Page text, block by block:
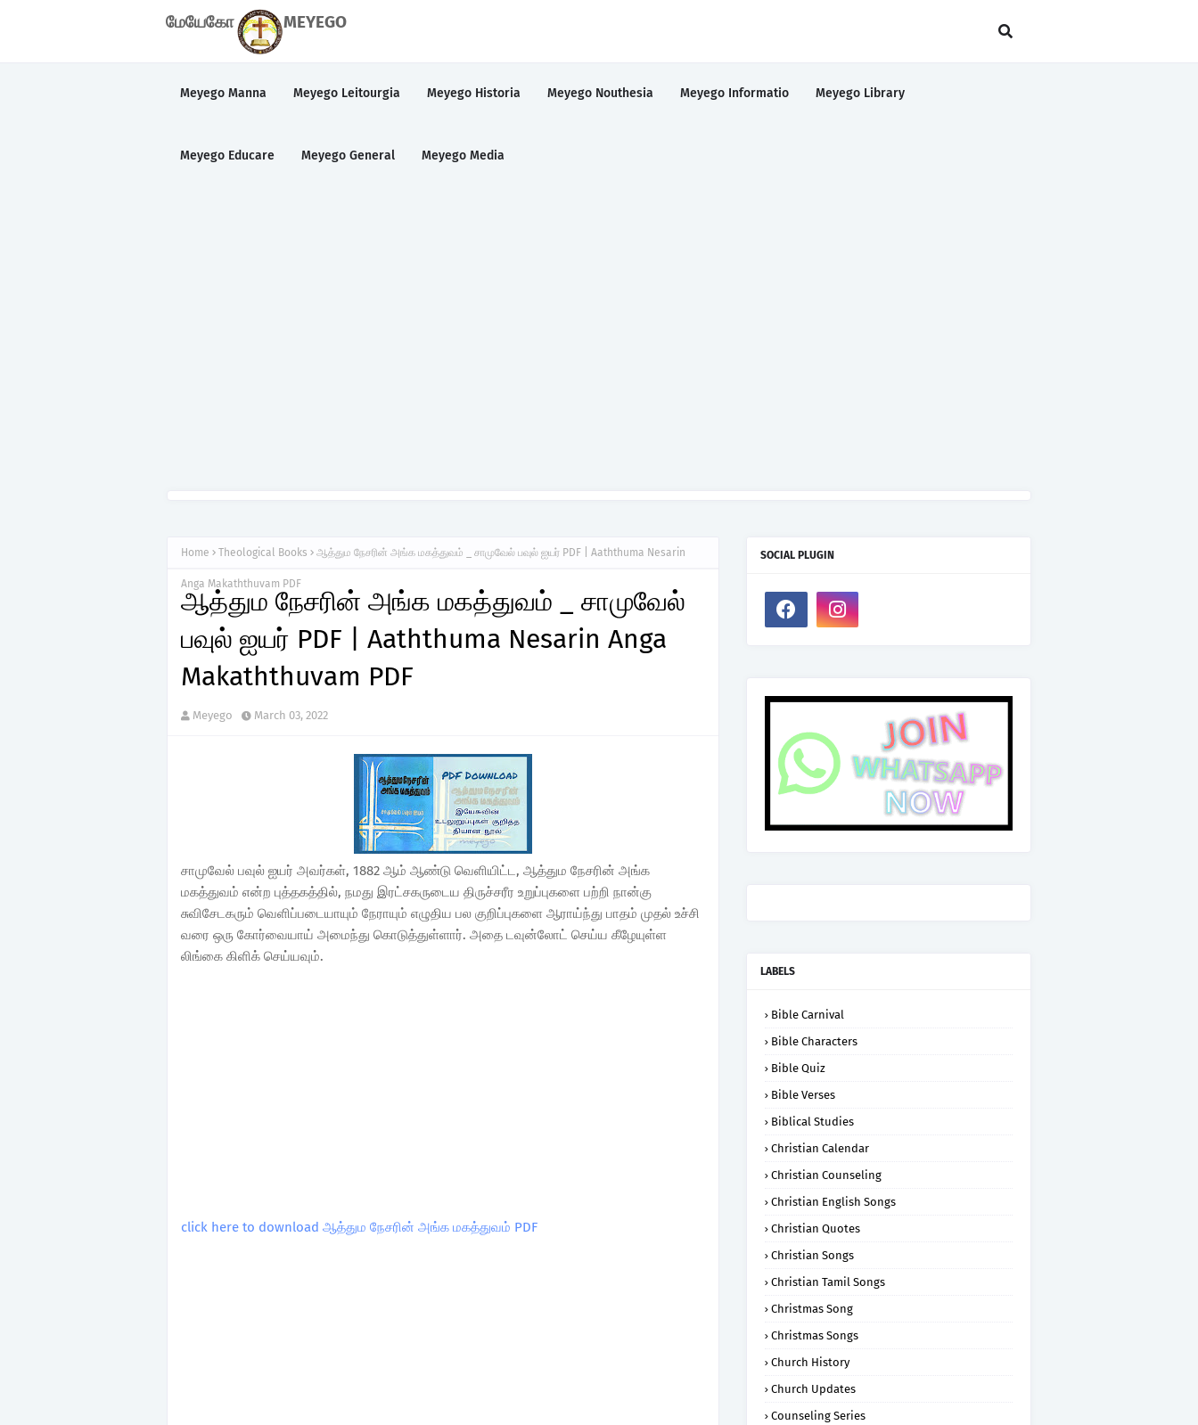
மேயேகோ MEYEGO
Meyego Manna Meyego Leitourgia Meyego Historia Meyego Nouthesia Meyego Informatio Meyego Library
Meyego Educare Meyego General Meyego Media
Home Theological Books ஆத்தும நேசரின் அங்க மகத்துவம் _ சாமுவேல் பவுல் ஐயர் PDF | Aaththuma Nesarin
Anga Makaththuvam PDF
ஆத்தும நேசரின் அங்க மகத்துவம் _ சாமுவேல்
பவுல் ஐயர் PDF | Aaththuma Nesarin Anga
Makaththuvam PDF
Meyego March 03, 2022
சாமுவேல் பவுல் ஐயர் அவர்கள், 1882 ஆம் ஆண்டு வெளியிட்ட, ஆத்தும நேசரின் அங்க
மகத்துவம் என்ற புத்தகத்தில், நமது இரட்சகருடைய திருச்சரீர உறுப்புகளை பற்றி நான்கு
சுவிசேடகரும் வெளிப்படையாயும் நேராயும் எழுதிய பல குறிப்புகளை ஆராய்ந்து பாதம் முதல் உச்சி
வரை ஒரு கோர்வையாய் அமைந்து கொடுத்துள்ளார். அதை டவுன்லோட் செய்ய கீழேயுள்ள
லிங்கை கிளிக் செய்யவும்.
click here to download ஆத்தும நேசரின் அங்க மகத்துவம் PDF
SOCIAL PLUGIN
LABELS
Bible Carnival
Bible Characters
Bible Quiz
Bible Verses
Biblical Studies
Christian Calendar
Christian Counseling
Christian English Songs
Christian Quotes
Christian Songs
Christian Tamil Songs
Christmas Song
Christmas Songs
Church History
Church Updates
Counseling Series